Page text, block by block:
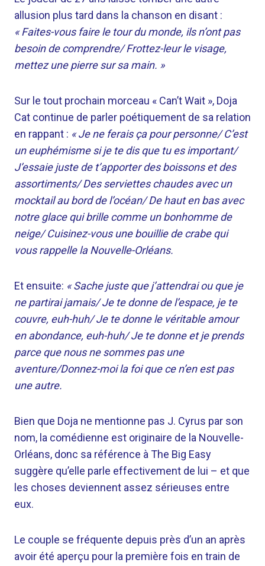
allusion plus tard dans la chanson en disant :
« Faites-vous faire le tour du monde, ils n’ont pas
besoin de comprendre/ Frottez-leur le visage,
mettez une pierre sur sa main. »
Sur le tout prochain morceau « Can’t Wait », Doja
Cat continue de parler poétiquement de sa relation
en rappant : « Je ne ferais ça pour personne/ C’est
un euphémisme si je te dis que tu es important/
J’essaie juste de t’apporter des boissons et des
assortiments/ Des serviettes chaudes avec un
mocktail au bord de l’océan/ De haut en bas avec
notre glace qui brille comme un bonhomme de
neige/ Cuisinez-vous une bouillie de crabe qui
vous rappelle la Nouvelle-Orléans.
Et ensuite: « Sache juste que j’attendrai ou que je
ne partirai jamais/ Je te donne de l’espace, je te
couvre, euh-huh/ Je te donne le véritable amour
en abondance, euh-huh/ Je te donne et je prends
parce que nous ne sommes pas une
aventure/Donnez-moi la foi que ce n’en est pas
une autre.
Bien que Doja ne mentionne pas J. Cyrus par son
nom, la comédienne est originaire de la Nouvelle-
Orléans, donc sa référence à The Big Easy
suggère qu’elle parle effectivement de lui – et que
les choses deviennent assez sérieuses entre
eux.
Le couple se fréquente depuis près d’un an après
avoir été aperçu pour la première fois en train de